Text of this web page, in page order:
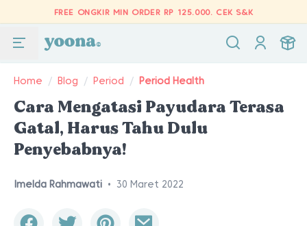
FREE ONGKIR MIN ORDER RP 125.000. CEK S&K
Home / Blog / Period / Period Health
Cara Mengatasi Payudara Terasa
Gatal, Harus Tahu Dulu
Penyebabnya!
Imelda Rahmawati • 30 Maret 2022